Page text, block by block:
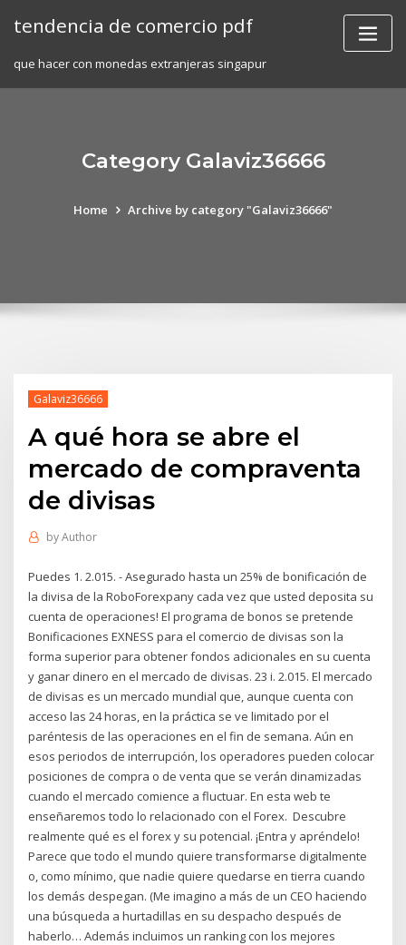
tendencia de comercio pdf
que hacer con monedas extranjeras singapur
Category Galaviz36666
Home Archive by category "Galaviz36666"
Galaviz36666
A qué hora se abre el
mercado de compraventa
de divisas
byAuthor
Puedes 1. 2.015. - Asegurado hasta un 25% de bonificación de
la divisa de la RoboForexpany cada vez que usted deposita su
cuenta de operaciones! El programa de bonos se pretende
Bonificaciones EXNESS para el comercio de divisas son la
forma superior para obtener fondos adicionales en su cuenta
y ganar dinero en el mercado de divisas. 23 і. 2.015. El mercado
de divisas es un mercado mundial que, aunque cuenta con
acceso las 24 horas, en la práctica se ve limitado por el
paréntesis de las operaciones en el fin de semana. Aún en
esos periodos de interrupción, los operadores pueden colocar
posiciones de compra o de venta que se verán dinamizadas
cuando el mercado comience a fluctuar. En esta web te
enseñaremos todo lo relacionado con el Forex. ️ Descubre
realmente qué es el forex y su potencial. ¡Entra y apréndelo!
Parece que todo el mundo quiere transformarse digitalmente
o, como mínimo, que nadie quiere quedarse en tierra cuando
los demás despegan. (Me imagino a más de un CEO haciendo
una búsqueda a hurtadillas en su despacho después de
haberlo… Además incluimos un ranking con los mejores